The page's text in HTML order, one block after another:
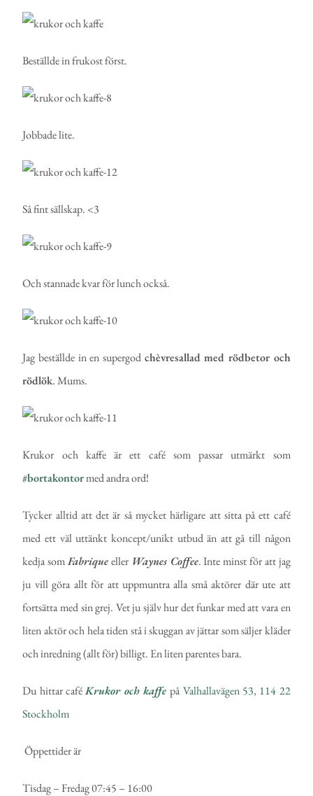
Beställde in frukost först.
Jobbade lite.
Så fint sällskap. <3
Och stannade kvar för lunch också.
Jag beställde in en supergod chèvresallad med rödbetor och
rödlök. Mums.
Krukor och kaffe är ett café som passar utmärkt som
#bortakontormed andra ord!
Tycker alltid att det är så mycket härligare att sitta på ett café
med ett väl uttänkt koncept/unikt utbud än att gå till någon
kedja somFabriqueeller Waynes Coffee. Inte minst för att jag
ju vill göra allt för att uppmuntra alla små aktörer där ute att
fortsätta med sin grej. Vet ju själv hur det funkar med att vara en
liten aktör och hela tiden stå i skuggan av jättar som säljer kläder
och inredning (allt för) billigt. En liten parentes bara.
Du hittar caféKrukor och kaffe påValhallavägen 53, 114 22
Stockholm
Öppettider är
Tisdag – Fredag 07:45 – 16:00